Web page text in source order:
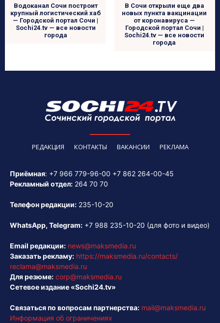
Водоканал Сочи построит
крупный логистический хаб
— Городской портал Сочи |
Sochi24.tv — все новости
города
В Сочи открыли еще два
новых пункта вакцинации
от коронавируса —
Городской портал Сочи |
Sochi24.tv — все новости
города
РЕДАКЦИЯ КОНТАКТЫ ВАКАНСИИ РЕКЛАМА
Приёмная: +7 966 779-96-00 +7 862 264-00-45
Рекламный отдел: 264 70 70
Телефон редакции: 235-10-20
WhatsApp, Telegram: +7 988 235-10-20 (для фото и видео)
Email редакции: news@maksmedia.ru
Заказать рекламу: https://maksmedia.ru/contacts/
reclama@maksmedia.ru
Для резюме: corp@maksmedia.ru
Сетевое издание «Sochi24.tv»
Связаться по вопросам партнерства: mail@maksmedia.ru
Информация об ограничениях